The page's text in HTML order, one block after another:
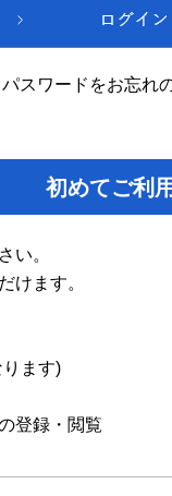
パスワードをお忘れ
初めてご利
い。
けます。
ます)
登録・閲覧